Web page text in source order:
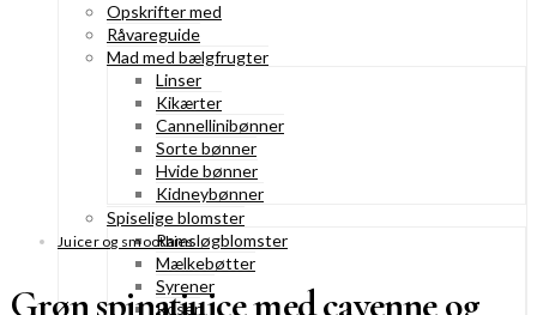
Opskrifter med
Råvareguide
Mad med bælgfrugter
Linser
Kikærter
Cannellinibønner
Sorte bønner
Hvide bønner
Kidneybønner
Spiselige blomster
Ramsløgblomster
Mælkebøtter
Syrener
Roser
Juicer og smoothies
Grøn spinatjuice med cayenne og